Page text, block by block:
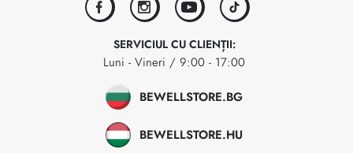
facebookinstagramyoutubetiktok
SERVICIUL CU CLIENȚII:
Luni - Vineri / 9:00 - 17:00
BEWELLSTORE.BG
BEWELLSTORE.HU